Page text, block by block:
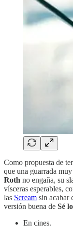
Como propuesta de
que una guarrada
Roth no engaña, su
vísceras esperables,
las Scream sin acabar
versión buena de Sé
En cines.